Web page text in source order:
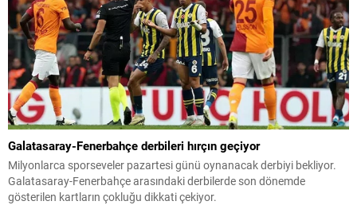
Galatasaray-Fenerbahçe derbileri hırçın geçiyor
Milyonlarca sporseveler pazartesi günü oynanacak derbiyi bekliyor.
Galatasaray-Fenerbahçe arasındaki derbilerde son dönemde
gösterilen kartların çokluğu dikkati çekiyor.